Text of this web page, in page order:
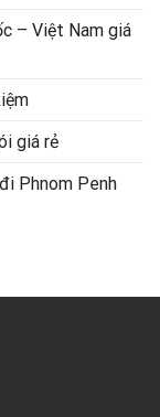
– Việt Nam giá
giá rẻ
Phnom Penh